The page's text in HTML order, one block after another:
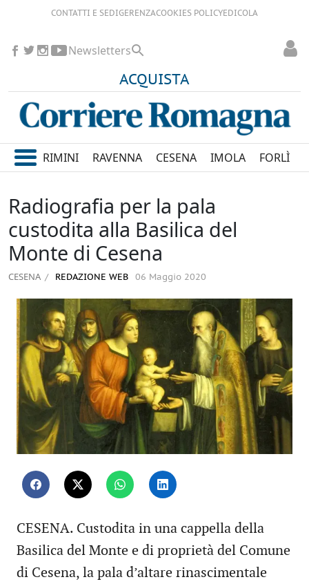
CONTATTI E SEDIGERENZACOOKIES POLICYEDICOLA
ACQUISTA
Newsletters
RIMINI RAVENNA CESENA IMOLA FORLÌ
Radiografia per la pala
custodita alla Basilica del
Monte di Cesena
CESENA REDAZIONE WEB 06 Maggio 2020
CESENA. Custodita in una cappella della
Basilica del Monte e di proprietà del Comune
di Cesena, la pala d’altare rinascimentale